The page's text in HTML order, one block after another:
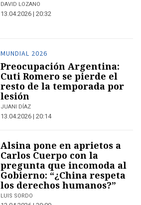
DAVID LOZANO
13.04.2026 | 20:32
MUNDIAL 2026
Preocupación Argentina:
Cuti Romero se pierde el
resto de la temporada por
lesión
JUANI DÍAZ
13.04.2026 | 20:14
Alsina pone en aprietos a
Carlos Cuerpo con la
pregunta que incomoda al
Gobierno: “¿China respeta
los derechos humanos?”
LUIS SORDO